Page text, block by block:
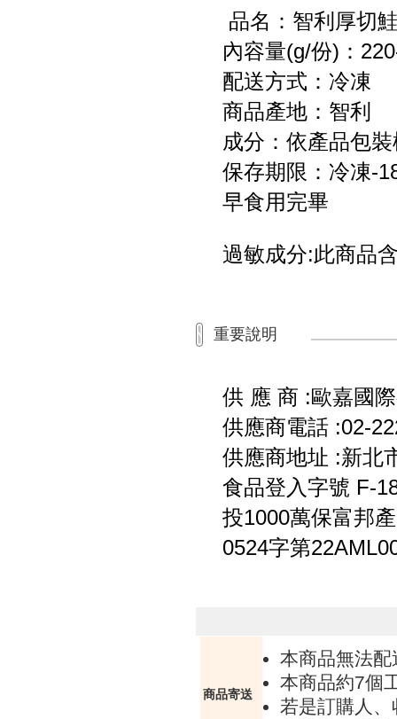
品名：智利厚切
內容量(g/份)：
配送方式：冷凍
商品產地：智利
成分：依產品包
保存期限：冷凍-
早食用完畢
過敏成分:此商品
重要說明
供 應 商 :歐嘉國
供應商電話 :02-
供應商地址 :新北
食品登入字號 F-
投1000萬保富邦
0524字第
商品寄送
本商品無法配
本商品約7個
若是訂購人